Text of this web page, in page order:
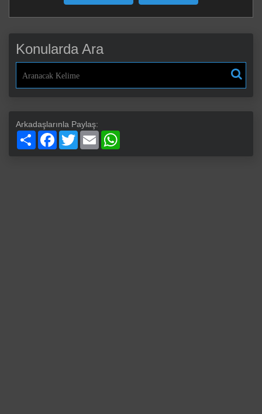
Konularda Ara
Arkadaşlarınla Paylaş:
PaylaşFacebook
TwitterEmail